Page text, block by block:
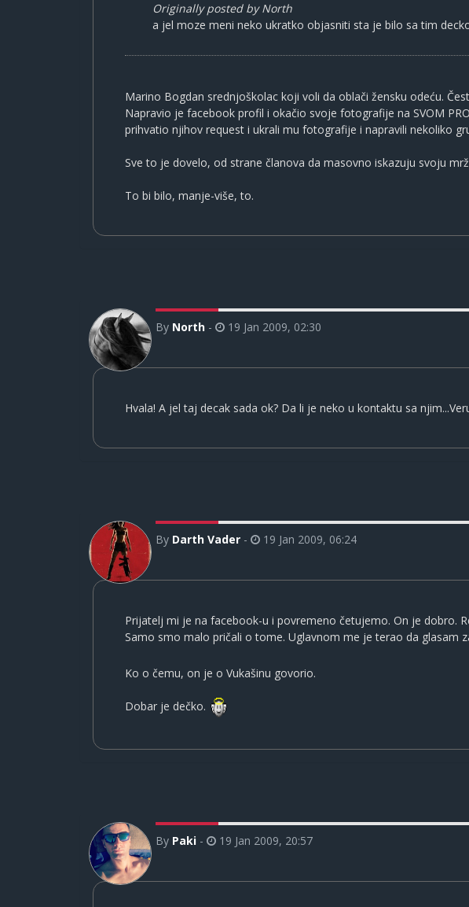
Originally posted by North
a jel moze meni neko ukratko objasniti sta je bilo sa tim
Marino Bogdan srednjoškolac koji voli da oblači žensku odeću.
Napravio je facebook profil i okačio svoje fotografije na SVOM
prihvatio njihov request i ukrali mu fotografije i napravili nekoliko
Sve to je dovelo, od strane članova da masovno iskazuju svoju
To bi bilo, manje-više, to.
By North - 19 Jan 2009, 02:30
Hvala! A jel taj decak sada ok? Da li je neko u kontaktu sa
By Darth Vader - 19 Jan 2009, 06:24
Prijatelj mi je na facebook-u i povremeno četujemo. On je dobro.
Samo smo malo pričali o tome. Uglavnom me je terao da glasam
Ko o čemu, on je o Vukašinu govorio.
Dobar je dečko.
By Paki - 19 Jan 2009, 20:57